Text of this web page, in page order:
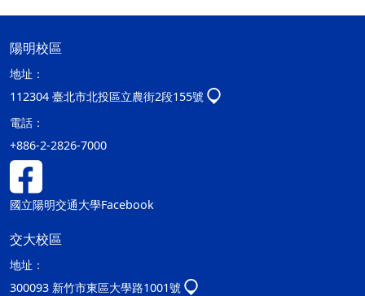
陽明校區
地址：
112304 臺北市北投區立農街2段155號
電話：
+886-2-2826-7000
國立陽明交通大學Facebook
交大校區
地址：
300093 新竹市東區大學路1001號